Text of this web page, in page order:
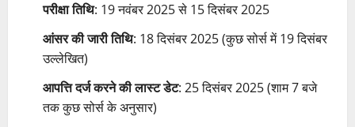
परीक्षा तिथि: 19 नवंबर 2025 से 15 दिसंबर 2025
आंसर की जारी तिथि: 18 दिसंबर 2025 (कुछ सोर्स में 19 दिसंबर
उल्लेखित)
आपत्ति दर्ज करने की लास्ट डेट: 25 दिसंबर 2025 (शाम 7 बजे
तक कुछ सोर्स के अनुसार)